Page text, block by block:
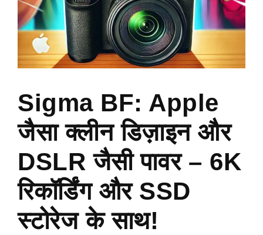
Sigma BF: Apple
जैसा क्लीन डिज़ाइन और
DSLR जैसी पावर – 6K
रिकॉर्डिंग और SSD
स्टोरेज के साथ!